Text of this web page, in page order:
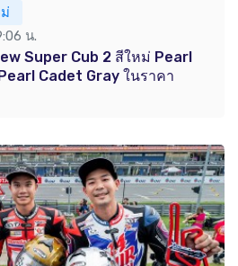
น.
Super Cub 2 สีใหม่ Pearl
Cadet Gray ในราคา